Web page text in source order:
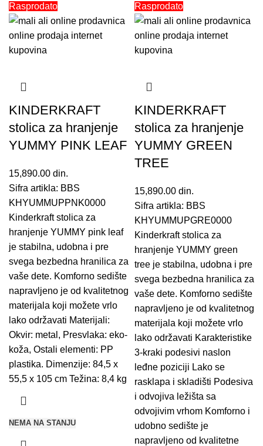
Rasprodato
KINDERKRAFT
stolica za hranjenje
YUMMY PINK LEAF
15,890.00 din.
Sifra artikla: BBS
KHYUMMUPPNK0000
Kinderkraft stolica za
hranjenje YUMMY pink leaf
je stabilna, udobna i pre
svega bezbedna hranilica za
vaše dete. Komforno sedište
napravljeno je od kvalitetnog
materijala koji možete vrlo
lako održavati Materijali:
Okvir: metal, Presvlaka: eko-
koža, Ostali elementi: PP
plastika. Dimenzije: 84,5 x
55,5 x 105 cm Težina: 8,4 kg
NEMA NA STANJU
Rasprodato
KINDERKRAFT
stolica za hranjenje
YUMMY GREEN
TREE
15,890.00 din.
Sifra artikla: BBS
KHYUMMUPGRE0000
Kinderkraft stolica za
hranjenje YUMMY green
tree je stabilna, udobna i pre
svega bezbedna hranilica za
vaše dete. Komforno sedište
napravljeno je od kvalitetnog
materijala koji možete vrlo
lako održavati Karakteristike
3-kraki podesivi naslon
leđne poziciji Lako se
rasklapa i skladišti Podesiva
i odvojiva ležišta sa
odvojivim vrhom Komforno i
udobno sedište je
napravljeno od kvalitetne